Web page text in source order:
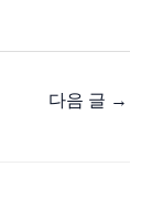
다음 글 →